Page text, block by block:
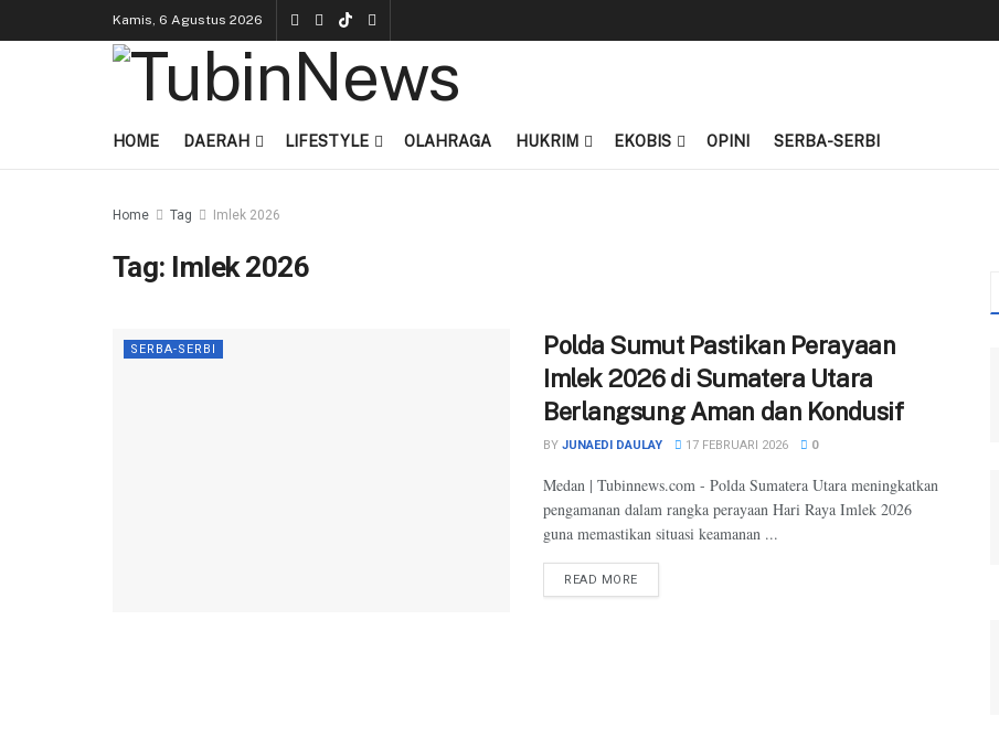
Kamis, 6 Agustus 2026
HOME DAERAH LIFESTYLE OLAHRAGA HUKRIM EKOBIS OPINI SERBA-SERBI
Home Tag Imlek 2026
Tag: Imlek 2026
SERBA-SERBI
Polda Sumut Pastikan Perayaan
Imlek 2026 di Sumatera Utara
Berlangsung Aman dan Kondusif
BY JUNAEDI DAULAY 17 FEBRUARI 2026 0
Medan | Tubinnews.com - Polda Sumatera Utara meningkatkan
pengamanan dalam rangka perayaan Hari Raya Imlek 2026
guna memastikan situasi keamanan ...
READ MOREDETAILS